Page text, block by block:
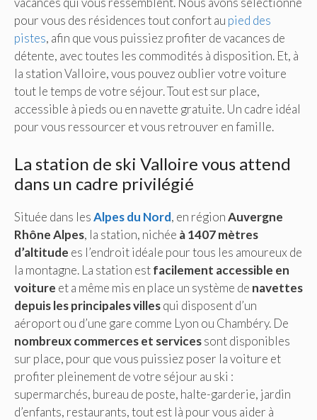
pour vous des résidences tout confort au pied des
pistes, afin que vous puissiez profiter de vacances de
détente, avec toutes les commodités à disposition. Et, à
la station Valloire, vous pouvez oublier votre voiture
tout le temps de votre séjour. Tout est sur place,
accessible à pieds ou en navette gratuite. Un cadre idéal
pour vous ressourcer et vous retrouver en famille.
La station de ski Valloire vous attend
dans un cadre privilégié
Située dans lesAlpes du Nord, en régionAuvergne
Rhône Alpes, la station, nichée à 1407 mètres
d’altitude es l’endroit idéale pour tous les amoureux de
la montagne. La station estfacilement accessible en
voiture et a même mis en place un système de navettes
depuis les principales villesqui disposent d’un
aéroport ou d’une gare comme Lyon ou Chambéry. De
nombreux commerces et servicessont disponibles
sur place, pour que vous puissiez poser la voiture et
profiter pleinement de votre séjour au ski :
supermarchés, bureau de poste, halte-garderie, jardin
d’enfants, restaurants, tout est là pour vous aider à